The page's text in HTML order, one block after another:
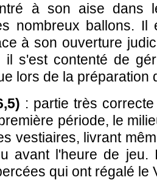
à son aise dans
nombreux ballons.
à son ouverture
il s'est contenté de
lors de la préparation
: partie très
période, le
vestiaires, livrant
avant l'heure de
qui ont régalé le